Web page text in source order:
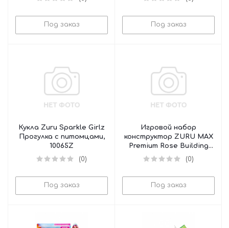
Под заказ Под заказ
Кукла Zuru Sparkle Girlz
Прогулка с питомцами,
10065Z
(0)
Под заказ
Игровой набор
конструктор ZURU MAX
Premium Rose Building
Bricks Collection, 83189
(0)
Под заказ